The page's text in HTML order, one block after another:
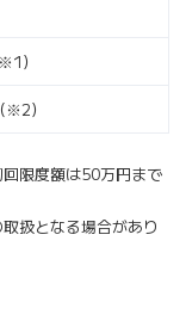
）
）
限度額は50万円まで
扱となる場合があり